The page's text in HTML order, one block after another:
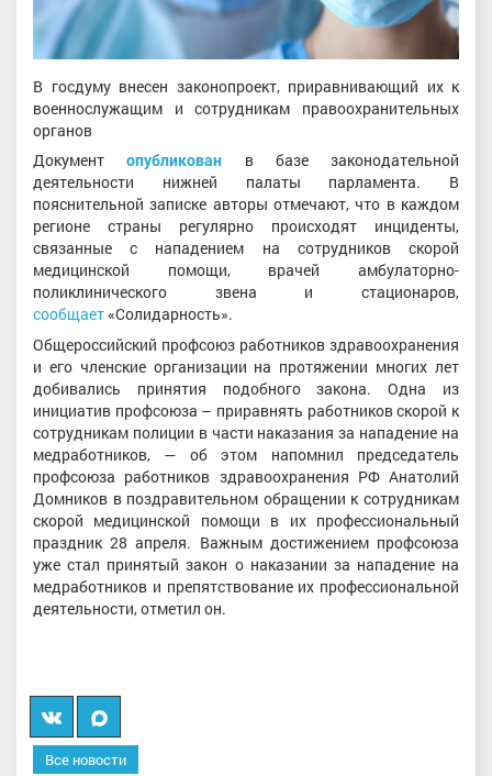
В госдуму внесен законопроект, приравнивающий их к
военнослужащим и сотрудникам правоохранительных
органов
Документопубликован в базе законодательной
деятельности нижней палаты парламента. В
пояснительной записке авторы отмечают, что в каждом
регионе страны регулярно происходят инциденты,
связанные с нападением на сотрудников скорой
медицинской помощи, врачей амбулаторно-
поликлинического звена и стационаров,
сообщает«Солидарность».
Общероссийский профсоюз работников здравоохранения
и его членские организации на протяжении многих лет
добивались принятия подобного закона. Одна из
инициатив профсоюза – приравнять работников скорой к
сотрудникам полиции в части наказания за нападение на
медработников, — об этом напомнил председатель
профсоюза работников здравоохранения РФ Анатолий
Домников в поздравительном обращении к сотрудникам
скорой медицинской помощи в их профессиональный
праздник 28 апреля. Важным достижением профсоюза
уже стал принятый закон о наказании за нападение на
медработников и препятствование их профессиональной
деятельности, отметил он.
Вконтакте
Мы
в
Все новости